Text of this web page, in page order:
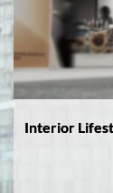
Interior